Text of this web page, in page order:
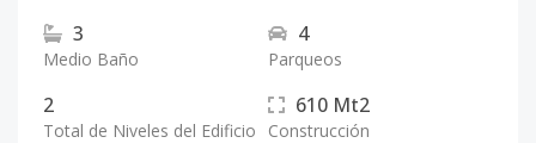
3
Medio Baño
4
Parqueos
2
Total de Niveles del Edificio
610 Mt2
Construcción